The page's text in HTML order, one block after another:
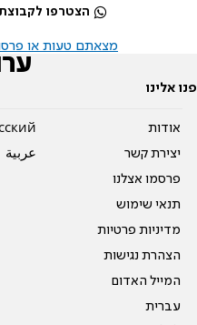
הצטרפו
מצאתם טעות או
פנו אלינו
אודות
יצירת קשר
פרסמו אצלנו
תנאי שימוש
מדיניות פרטיות
הצהרת נגישות
המייל האדום
עברית
عربية